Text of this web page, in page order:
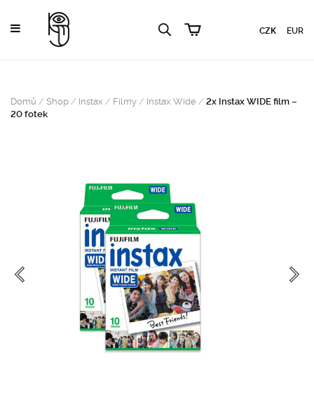
CZK EUR
Domů / Shop / Instax / Filmy / Instax Wide / 2x Instax WIDE film –
20 fotek